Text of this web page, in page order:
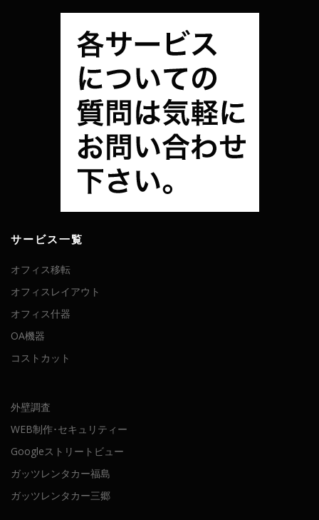
サービス一覧
オフィス移転
オフィスレイアウト
オフィス什器
OA機器
コストカット
外壁調査
WEB制作･セキュリティー
Googleストリートビュー
ガッツレンタカー福島
ガッツレンタカー三郷